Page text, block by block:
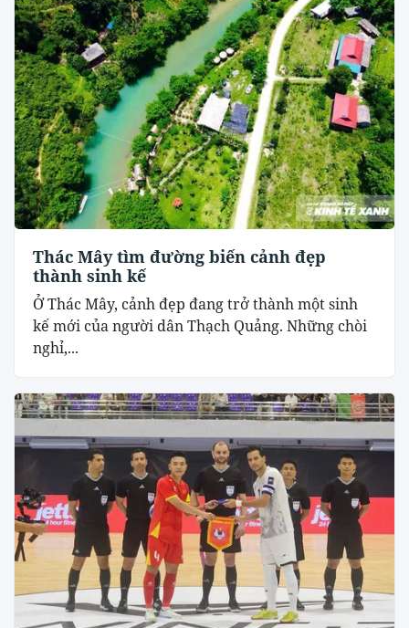
Thác Mây tìm đường biến cảnh đẹp
thành sinh kế
Ở Thác Mây, cảnh đẹp đang trở thành một sinh
kế mới của người dân Thạch Quảng. Những chòi
nghỉ,...